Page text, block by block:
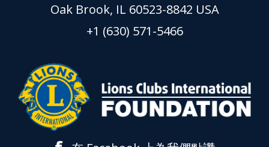
Oak Brook, IL 60523-8842 USA
+1 (630) 571-5466